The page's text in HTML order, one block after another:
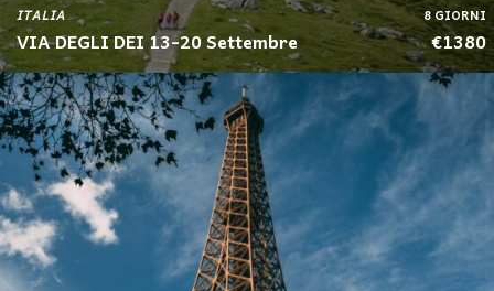
ITALIA
VIA DEGLI DEI 13-20 Settembre
8 GIORNI
€1380